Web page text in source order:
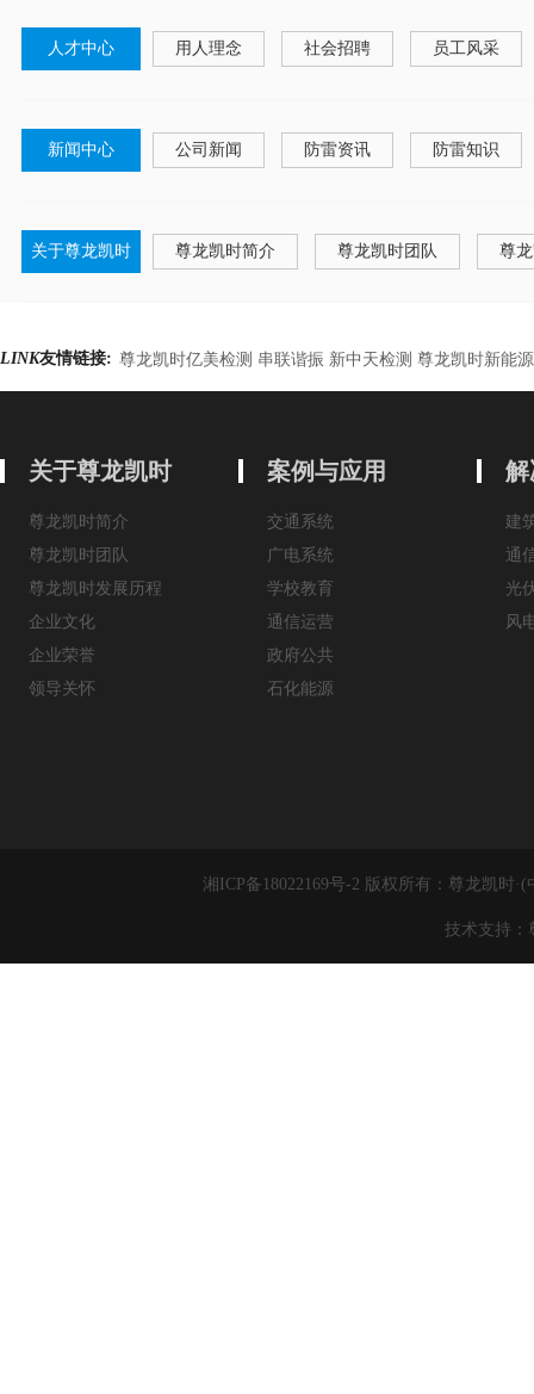
人才中心 用人理念 社会招聘 员工风采
新闻中心 公司新闻 防雷资讯 防雷知识
关于尊龙凯时 尊龙凯时简介 尊龙凯时团队 尊
LINK友情链接: 尊龙凯时亿美检测 串联谐振 新中天检测 尊龙凯时新能源
关于尊龙凯时
尊龙凯时简介
尊龙凯时团队
尊龙凯时发展历程
企业文化
企业荣誉
领导关怀
案例与应用
交通系统
广电系统
学校教育
通信运营
政府公共
石化能源
解
建
通
光
风
湘ICP备18022169号-2 版权所有：尊龙凯时
技术支持